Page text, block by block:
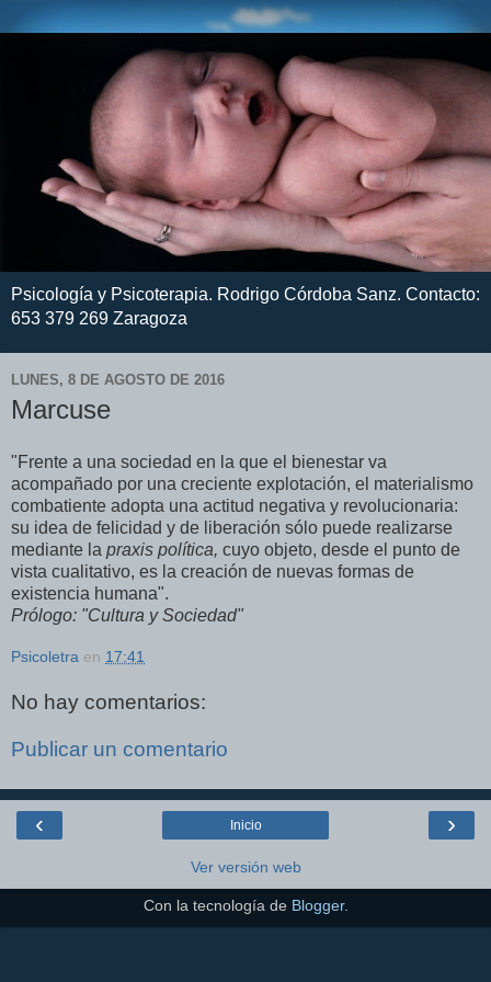
Psicología y Psicoterapia. Rodrigo Córdoba Sanz. Contacto:
653 379 269 Zaragoza
LUNES, 8 DE AGOSTO DE 2016
Marcuse
"Frente a una sociedad en la que el bienestar va
acompañado por una creciente explotación, el materialismo
combatiente adopta una actitud negativa y revolucionaria:
su idea de felicidad y de liberación sólo puede realizarse
mediante la praxis política, cuyo objeto, desde el punto de
vista cualitativo, es la creación de nuevas formas de
existencia humana".
Prólogo: "Cultura y Sociedad"
Psicoletra en 17:41
No hay comentarios:
Publicar un comentario
‹ ›
Inicio
Ver versión web
Con la tecnología de Blogger.